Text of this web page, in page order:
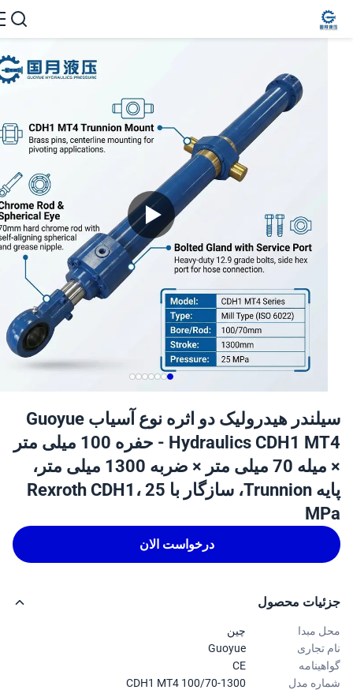
سیلندر هیدرولیک دو اثره نوع آسیاب Guoyue
Hydraulics CDH1 MT4 - حفره 100 میلی متر
× میله 70 میلی متر × ضربه 1300 میلی متر،
پایه Trunnion، سازگار با Rexroth CDH1، 25
درخواست الان
محصول
مبدا
تجاری
Guoyue
مدل
CDH1 MT4 100/70-1300